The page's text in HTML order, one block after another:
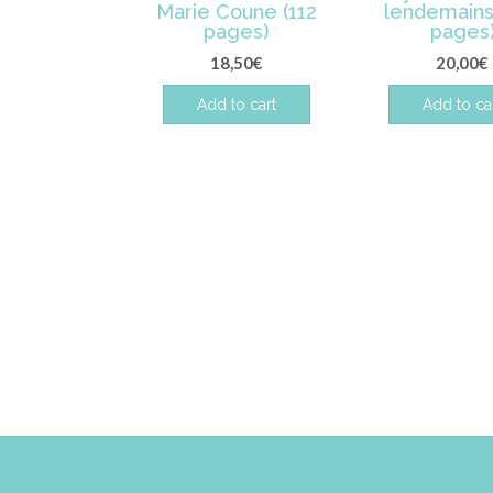
Marie Coune (112
pages)
18,50€
Add to cart
20,00€
Add to